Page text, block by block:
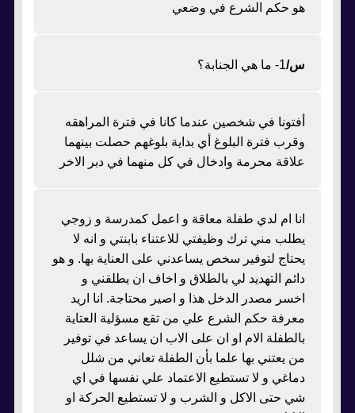
هو حكم الشرع في وضعي
س/1- ما هي الجنابة؟
أفتونا في شخصين عندما كانا في فترة المراهقه
وقرب فترة البلوغ أي بداية بلوغهم حصلت بينهما
علاقة محرمة وادخال في كل منهما في دبر الاخر
انا ام لدي طفلة معاقة و اعمل كمدرسة و زوجي
يطلب مني ترك وظيفتي للاعتناء بابنتي و انه لا
يحتاج لتوفير سخص يساعدني على العناية بها. و هو
دائم التهديد لي بالطلاق و اخاف ان يطلقني و
اخسر مصدر الدخل هذا و اصير محتاجة. انا اريد
معرفة حكم الشرع علي من تقع مسؤلية العتاية
بالطفلة الام او ان على الاب ان يساعد في توفير
من يعتني بها علما بأن الطفلة تعاني من شلل
دماغي و لا تستطيع الاعتماد علي نفسها في اي
شي حتى الاكل و الشرب و لا تستطيع الحركة او